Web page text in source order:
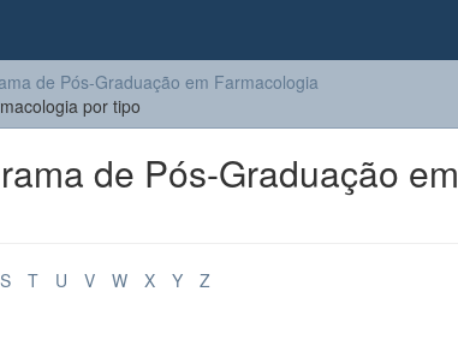
de Pós-Graduação em Farmacologia
por tipo
de Pós-Graduação em
S T U V W X Y Z